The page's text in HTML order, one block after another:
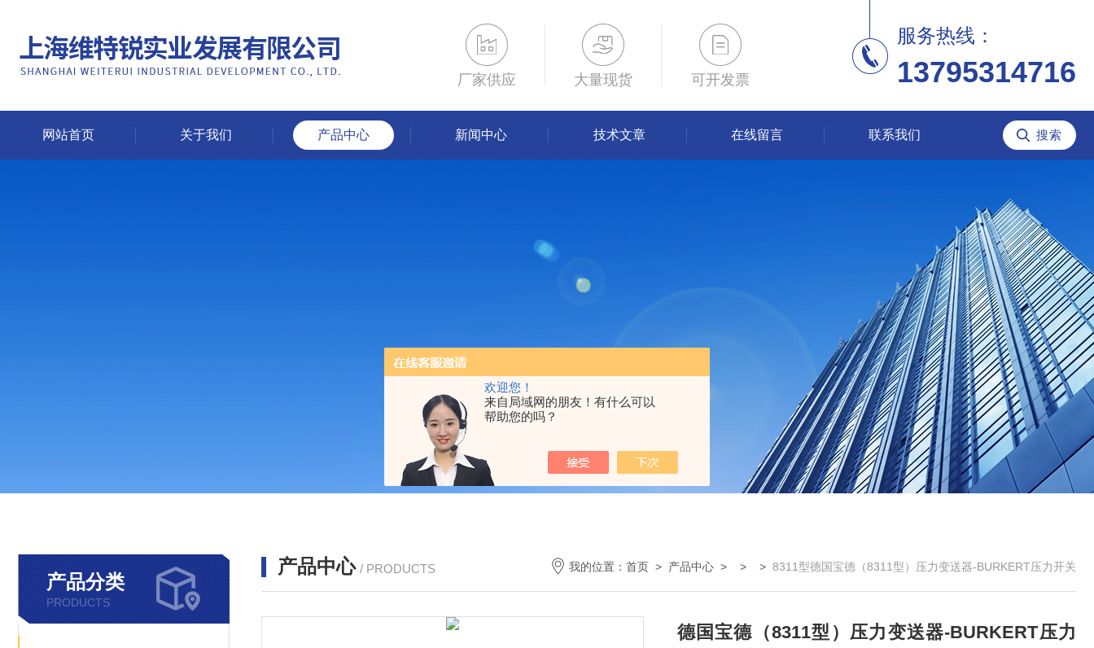
欢迎您！
来自局域网的朋友！有什么可以
帮助您的吗？
厂家供应 大量现货 可开发票
服务热线：
13795314716
网站首页 关于我们 产品中心 新闻中心 技术文章 在线留言 联系我们
产品分类
PRODUCTS
产品中心 / PRODUCTS 我的位置： 首页 > 产品中心 > > > 8311型德国宝德（8311型）压力变送器-BURKERT压力开关
德国宝德（8311型）压力变送器-BURKERT压力